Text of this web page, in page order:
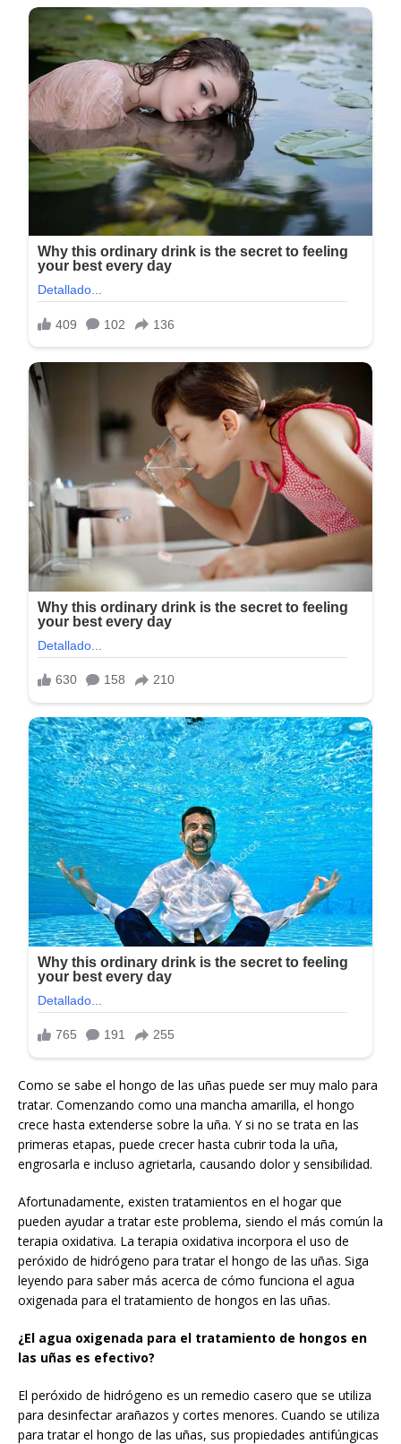
Como se sabe el hongo de las uñas puede ser muy malo para
tratar. Comenzando como una mancha amarilla, el hongo
crece hasta extenderse sobre la uña. Y si no se trata en las
primeras etapas, puede crecer hasta cubrir toda la uña,
engrosarla e incluso agrietarla, causando dolor y sensibilidad.
Afortunadamente, existen tratamientos en el hogar que
pueden ayudar a tratar este problema, siendo el más común la
terapia oxidativa. La terapia oxidativa incorpora el uso de
peróxido de hidrógeno para tratar el hongo de las uñas. Siga
leyendo para saber más acerca de cómo funciona el agua
oxigenada para el tratamiento de hongos en las uñas.
¿El agua oxigenada para el tratamiento de hongos en
las uñas es efectivo?
El peróxido de hidrógeno es un remedio casero que se utiliza
para desinfectar arañazos y cortes menores. Cuando se utiliza
para tratar el hongo de las uñas, sus propiedades antifúngicas